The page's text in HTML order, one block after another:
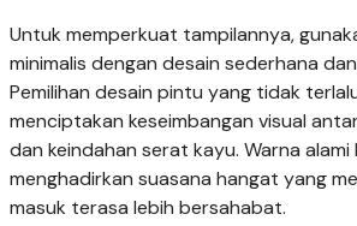
Untuk memperkuat tampilannya,
minimalis dengan desain sederhana
Pemilihan desain pintu yang tidak
menciptakan keseimbangan visual
dan keindahan serat kayu. Warna alami
menghadirkan suasana hangat yang
masuk terasa lebih bersahabat.